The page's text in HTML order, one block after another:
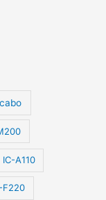
cabo
IC-A110
F220